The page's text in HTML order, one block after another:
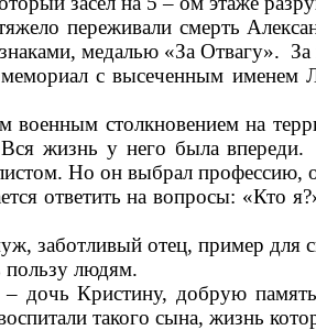
смерть
медалью «За Отвагу». За
с высеченным именем
столкновением на
жизнь у него была
Но он выбрал профессию,
ответить на вопросы: «Кто
отец, пример для
людям.
Кристину, добрую память в
такого сына, жизнь